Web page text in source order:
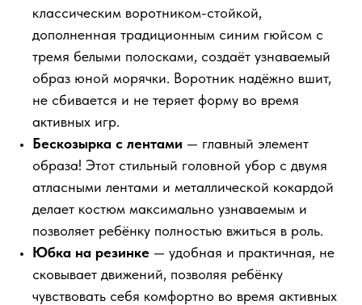
классическим воротником-стойкой,
дополненная традиционным синим гюйсом с
тремя белыми полосками, создаёт узнаваемый
образ юной морячки. Воротник надёжно вшит,
не сбивается и не теряет форму во время
активных игр.
Бескозырка с лентами — главный элемент
образа! Этот стильный головной убор с двумя
атласными лентами и металлической кокардой
делает костюм максимально узнаваемым и
позволяет ребёнку полностью вжиться в роль.
Юбка на резинке — удобная и практичная, не
сковывает движений, позволяя ребёнку
чувствовать себя комфортно во время активных